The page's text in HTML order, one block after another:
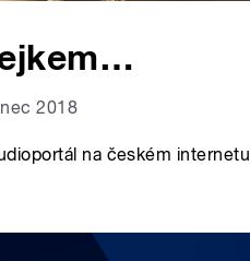
2018
na českém internetu